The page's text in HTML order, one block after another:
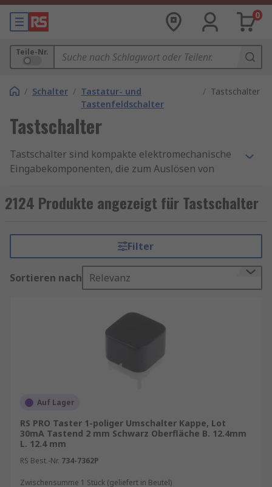
0
Teile-Nr.
/ Schalter / Tastatur- und
Tastenfeldschalter
/ Tastschalter
Tastschalter
Tastschalter sind kompakte elektromechanische
Eingabekomponenten, die zum Auslösen von
Vielzahl elektronischer Geräte eingesetzt
werden. Sie kommen in Unterhaltungselektronik,
Smart‑Home‑Geräten, medizinischen
Instrumenten und Kommunikationssystemen
zum Einsatz. Durch ihre fein abgestimmte
Mechanik ermöglichen sie ein präzises
und eine zuverlässige Kontaktierung.
Tastschalter sind in zahlreichen Bauformen
weitere Schaltervarianten, die für
unterschiedliche Betätigungswege, Einbauhöhen
kompakten Abmessungen lassen sie sich selbst
miniaturisierten Gerätedesigns integrieren.
Unternehmen, die langlebige, präzise und
platzsparende Eingabeelemente benötigen,
2124 Produkte angezeigt für Tastschalter
Filter
Sortieren nach Relevanz
Auf Lager
RS PRO Taster 1-poliger Umschalter Kappe, Lot
30mA Tastend 2 mm Schwarz Oberfläche B. 12.4mm
L. 12.4 mm
RS Best.-Nr. 734-7362P
Zwischensumme 1 Stück (geliefert in Beutel)